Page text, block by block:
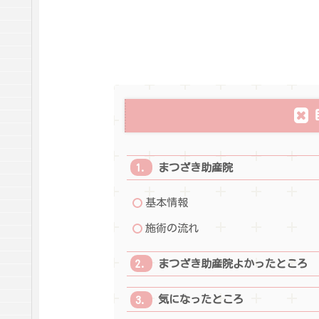
まつざき助産院
基本情報
施術の流れ
まつざき助産院よかったところ
気になったところ